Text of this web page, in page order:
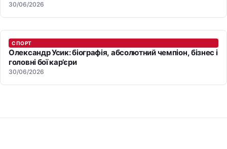
30/06/2026
СПОРТ
Олександр Усик: біографія, абсолютний чемпіон, бізнес і
головні бої кар’єри
30/06/2026